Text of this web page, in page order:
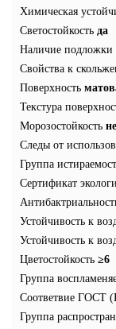
Химическая
Светостойкость да
Наличие подложки
Свойства к
Поверхность
Текстура
Морозостойкость
Следы от
Группа
Сертификат
Устойчивость к
Устойчивость к
Цветостойкость ≥6
Группа
Соответвие ГОСТ
Группа